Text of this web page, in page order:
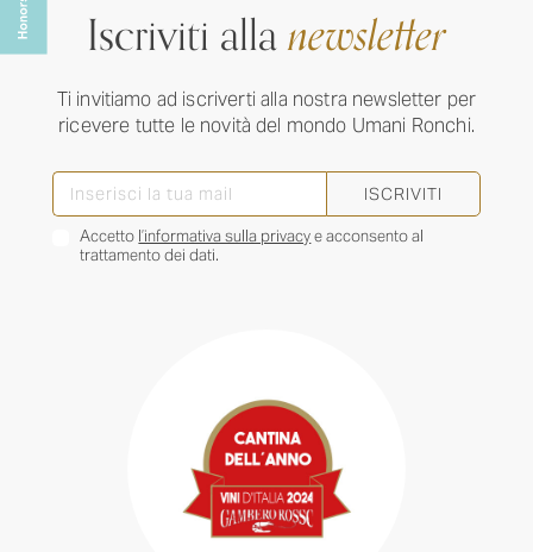
Iscriviti allanewsletter
Ti invitiamo ad iscriverti alla nostra newsletter per
ricevere tutte le novità del mondo Umani Ronchi.
ISCRIVITI
Accetto l’informativa sulla privacye acconsento al
trattamento dei dati.